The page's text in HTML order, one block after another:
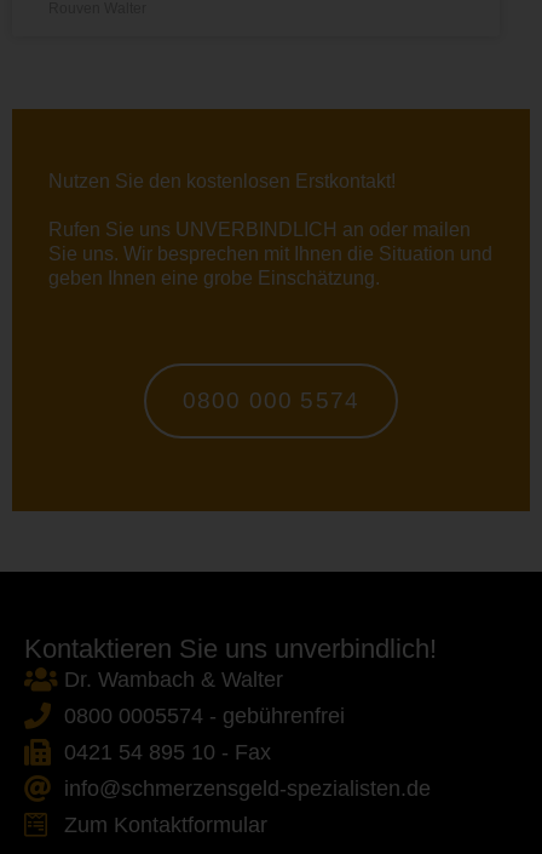
Nutzen Sie den kostenlosen Erstkontakt!
Rufen Sie uns UNVERBINDLICH an oder mailen
Sie uns. Wir besprechen mit Ihnen die Situation und
geben Ihnen eine grobe Einschätzung.
0800 000 5574
Kontaktieren Sie uns unverbindlich!
Dr. Wambach & Walter
0800 0005574 - gebührenfrei
0421 54 895 10 - Fax
info@schmerzensgeld-spezialisten.de
Zum Kontaktformular